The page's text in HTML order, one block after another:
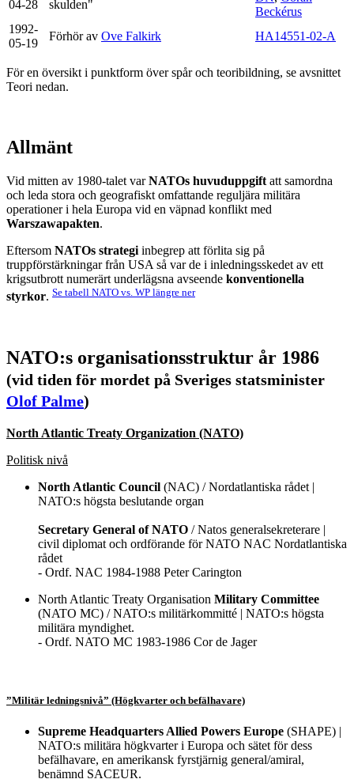
04-28 skulden"
Beckérus
1992-
05-19
Förhör av Ove Falkirk HA14551-02-A
För en översikt i punktform över spår och teoribildning, se avsnittet
Teori nedan.
Allmänt
Vid mitten av 1980-talet varNATOs huvuduppgift att samordna
och leda stora och geografiskt omfattande reguljära militära
operationer i hela Europa vid en väpnad konflikt med
Warszawapakten.
Eftersom NATOs strategi inbegrep att förlita sig på
truppförstärkningar från USA så var de i inledningsskedet av ett
krigsutbrott numerärt underlägsna avseende konventionella
styrkor. Se tabell NATO vs. WP längre ner
NATO:s organisationsstruktur år 1986
(vid tiden för mordet på Sveriges statsminister
Olof Palme)
North Atlantic Treaty Organization (NATO)
Politisk nivå
North Atlantic Council (NAC) / Nordatlantiska rådet |
NATO:s högsta beslutande organ
Secretary General of NATO / Natos generalsekreterare |
civil diplomat och ordförande för NATO NAC Nordatlantiska
rådet
- Ordf. NAC 1984-1988 Peter Carington
North Atlantic Treaty Organisation Military Committee
(NATO MC) / NATO:s militärkommitté | NATO:s högsta
militära myndighet.
- Ordf. NATO MC 1983-1986 Cor de Jager
”Militär ledningsnivå” (Högkvarter och befälhavare)
Supreme Headquarters Allied Powers Europe (SHAPE) |
NATO:s militära högkvarter i Europa och sätet för dess
befälhavare, en amerikansk fyrstjärnig general/amiral,
benämnd SACEUR.